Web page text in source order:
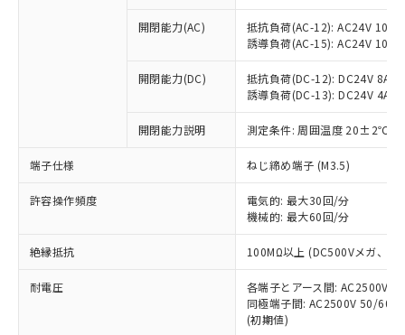
開閉能力(AC)
抵抗負荷(AC-12): AC24V 10A/
誘導負荷(AC-15): AC24V
開閉能力(DC)
抵抗負荷(DC-12): DC24V 8A/
誘導負荷(DC-13): DC24V 4A/
開閉能力説明 測定条件: 周囲温度 20±2℃、
端子仕様 ねじ締め端子 (M3.5)
許容操作頻度
電気的: 最大30回/分
機械的: 最大60回/分
絶縁抵抗 100MΩ以上 (DC500Vメガ、点
耐電圧
各端子とアース間: AC2500V
同極端子間: AC2500V 50/
(初期値)
ご利用条件
ご利用ください。
本サービスは、当社制御機器事業取扱
商品の当社在庫状況および標準価格
(税抜)を提供させていただくもので
当社制御機器事業取扱商品の中には、
本サービスの対象外となる商品もある
ことをご了承ください。
在庫状況および標準価格照会結果は、
対応済み：EU RoHS指令（10物質）の
非含有に対応した製品が提供可能な商品で
対応予定：EU RoHS指令（10物質）の非含
有に対応した製品に切り替える予定のある
対応予定なし：EU RoHS指令（10物質）の
非含有に非対応の商品で、対応品を出す予
定はありません。
調査・確認中：EU RoHS指令（10物質）の
非含有の対応状況を調査中または確認中の
害物質有無と関係のない商品です。
仕入先様の事情により、非含有部品として
いたものが、含有品と判明した場合などや
むを得ず変更することがあります。
※1 中国RoHS○×表
「○」：最大均質材料含有率が中国RoHSの
基準値以下であることを示します。
「×」：最大均質材料含有率が中国RoHSの
基準値を超えていることを示します。
「－」：未確認です。当社販売部門へお問
当社は、これら貴社製品のうち、外国
為替および外国貿易法に定める商品